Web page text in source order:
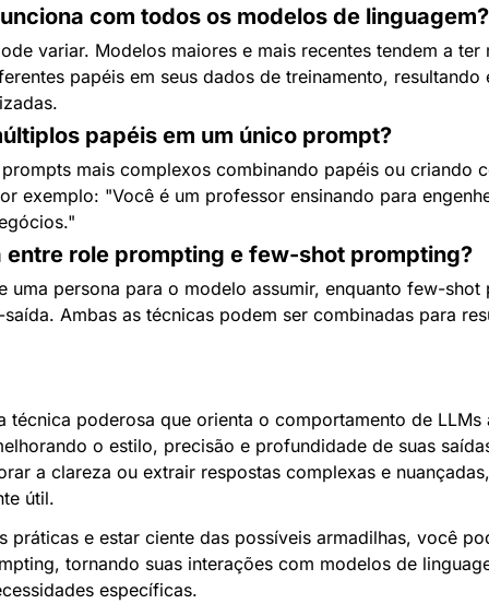
com todos os modelos de linguagem?
variar. Modelos maiores e mais recentes tendem a ter
papéis em seus dados de treinamento, resultando
papéis em um único prompt?
mais complexos combinando papéis ou criando
exemplo: "Você é um professor ensinando para
entre role prompting e few-shot prompting?
uma persona para o modelo assumir, enquanto few-
Ambas as técnicas podem ser combinadas para
técnica poderosa que orienta o comportamento de LLMs
o estilo, precisão e profundidade de suas
a clareza ou extrair respostas complexas e
útil.
práticas e estar ciente das possíveis armadilhas, você
tornando suas interações com modelos de
específicas.